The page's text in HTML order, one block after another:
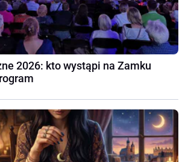
2026: kto wystąpi na Zamku